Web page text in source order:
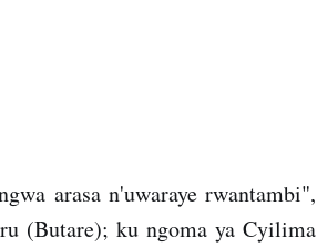
arasa n'uwaraye rwantambi",
(Butare); ku ngoma ya Cyilima